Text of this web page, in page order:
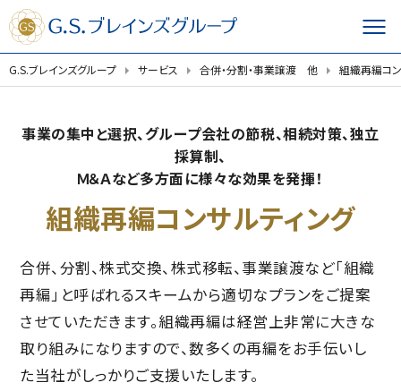
G.S.ブレインズグループ サービス 合併・分割・事業譲渡 他 組織再編コ
事業の集中と選択、グループ会社の節税、相続対策、独立
採算制、
Ｍ＆Ａなど多方面に様々な効果を発揮！
組織再編コンサルティング
合併、分割、株式交換、株式移転、事業譲渡など「組織
再編」と呼ばれるスキームから適切なプランをご提案
させていただきます。組織再編は経営上非常に大きな
取り組みになりますので、数多くの再編をお手伝いし
た当社がしっかりご支援いたします。